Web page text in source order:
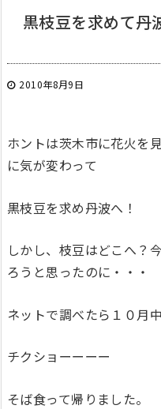
黒枝豆を求めて丹
2010年8月9日
ホントは茨木市に花火を
に気が変わって
黒枝豆を求め丹波へ！
しかし、枝豆はどこへ？
ろうと思ったのに・・・
ネットで調べたら１０月
チクショーーーー
そば食って帰りました。